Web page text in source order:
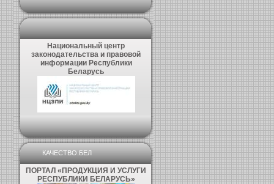
Национальный центр
законодательства и правовой
информации Республики
Беларусь
КАЧЕСТВО.БЕЛ
ПОРТАЛ «ПРОДУКЦИЯ И УСЛУГИ
РЕСПУБЛИКИ БЕЛАРУСЬ»